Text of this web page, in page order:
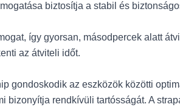
biztosítja a stabil és
így gyorsan, másodpercek alatt
az átviteli időt.
gondoskodik az eszközök közötti
bizonyítja rendkívüli tartósságát. A